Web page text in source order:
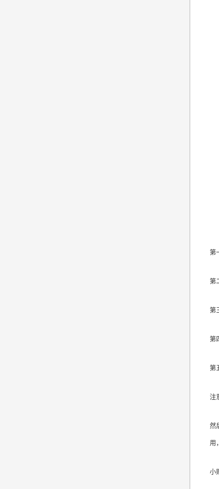
第
第
第
第
第
注
然
用
小